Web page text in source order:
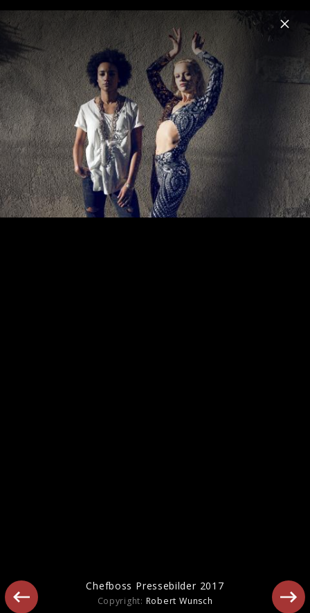
Menu
Chefboss
Home News Musik Videos Fotos Biografie
Making Of Videodreh "Insel" 2017
Chefboss Pressebilder 2017
Copyright: Robert Wunsch